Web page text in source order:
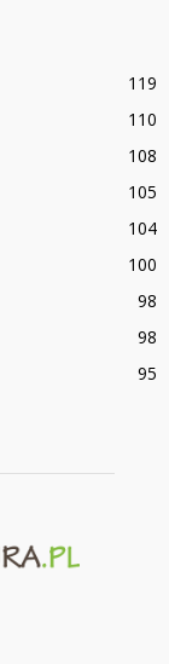
119
110
108
105
104
100
98
98
95